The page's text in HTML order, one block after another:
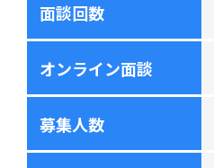
面談回数
オンライン面談
募集人数